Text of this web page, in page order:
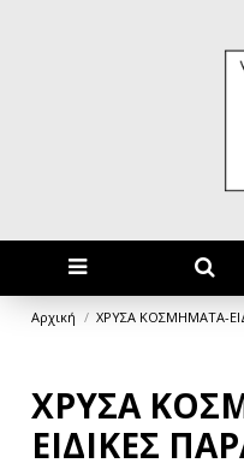
Αρχική ΧΡΥΣΑ ΚΟΣΜΗΜΑΤΑ-
ΧΡΥΣΑ
ΕΙΔΙΚΕΣ